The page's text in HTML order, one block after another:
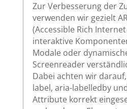
Zur Verbesserung der
verwenden wir gezielt
(Accessible Rich
interaktive
Modale oder
Screenreader
Dabei achten wir
label, aria-labelledby
Attribute korrekt